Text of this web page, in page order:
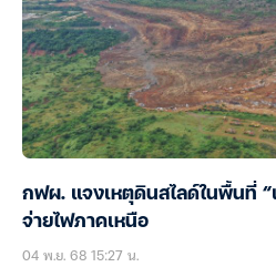
กฟผ. แจงเหตุดินสไลด์ในพื้นที่ “
จ่ายไฟภาคเหนือ
04 พ.ย. 68 15:27 น.